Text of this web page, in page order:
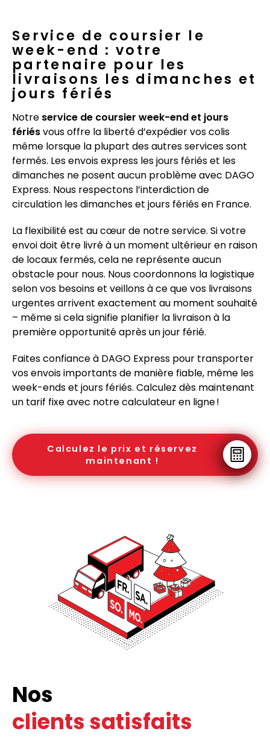
Service de coursier le
week-end : votre
partenaire pour les
livraisons les dimanches et
jours fériés
Notre service de coursier week-end et jours
fériésvous offre la liberté d’expédier vos colis
même lorsque la plupart des autres services sont
fermés. Les envois express les jours fériés et les
dimanches ne posent aucun problème avec DAGO
Express. Nous respectons l’interdiction de
circulation les dimanches et jours fériés en France.
La flexibilité est au cœur de notre service. Si votre
envoi doit être livré à un moment ultérieur en raison
de locaux fermés, cela ne représente aucun
obstacle pour nous. Nous coordonnons la logistique
selon vos besoins et veillons à ce que vos livraisons
urgentes arrivent exactement au moment souhaité
– même si cela signifie planifier la livraison à la
première opportunité après un jour férié.
Faites confiance à DAGO Express pour transporter
vos envois importants de manière fiable, même les
week-ends et jours fériés. Calculez dès maintenant
un tarif fixe avec notre calculateur en ligne !
Calculez le prix et réservez
maintenant !
Nos
clients satisfaits